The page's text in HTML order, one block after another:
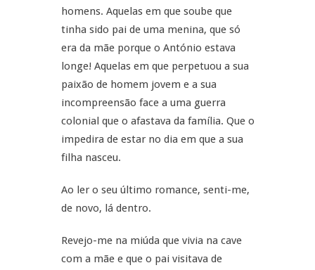
homens. Aquelas em que soube que
tinha sido pai de uma menina, que só
era da mãe porque o António estava
longe! Aquelas em que perpetuou a sua
paixão de homem jovem e a sua
incompreensão face a uma guerra
colonial que o afastava da família. Que o
impedira de estar no dia em que a sua
filha nasceu.
Ao ler o seu último romance, senti-me,
de novo, lá dentro.
Revejo-me na miúda que vivia na cave
com a mãe e que o pai visitava de